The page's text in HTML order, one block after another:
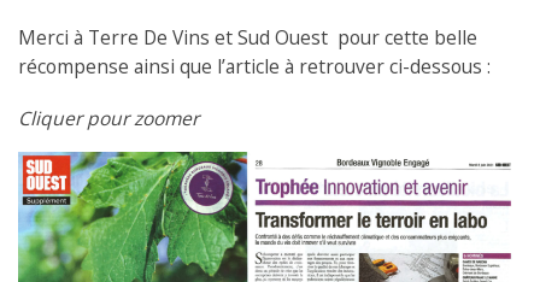
Merci à Terre De Vins et Sud Ouest pour cette belle
récompense ainsi que l’article à retrouver ci-dessous :
Cliquer pour zoomer